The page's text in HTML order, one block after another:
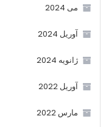
می 2024
آوریل 2024
ژانویه 2024
آوریل 2022
مارس 2022